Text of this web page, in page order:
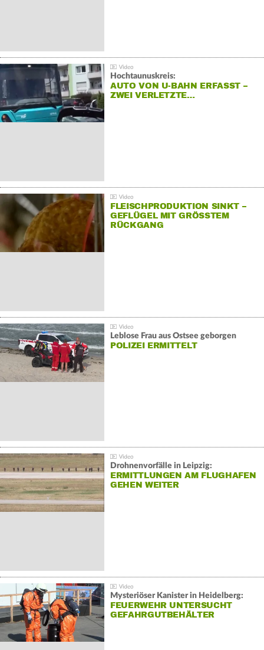
Hochtaunuskreis:
AUTO VON U-BAHN ERFASST –
ZWEI VERLETZTE…
FLEISCHPRODUKTION SINKT –
GEFLÜGEL MIT GRÖSSTEM R
ÜCKGANG
Leblose Frau aus Ostsee geborgen
POLIZEI ERMITTELT
Drohnenvorfälle in Leipzig:
ERMITTLUNGEN AM FLUGHAFEN
GEHEN WEITER
Mysteriöser Kanister in Heidelberg:
FEUERWEHR UNTERSUCHT
GEFAHRGUTBEHÄLTER